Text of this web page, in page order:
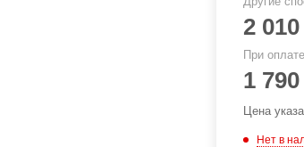
2 010
При
1 790
Цена
Нет в